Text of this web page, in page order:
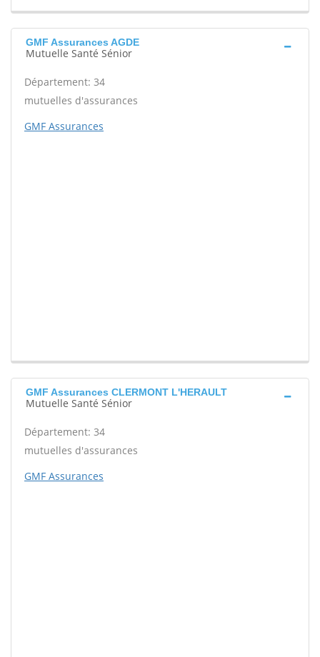
GMF Assurances AGDE
Mutuelle Santé Sénior
Département: 34
mutuelles d'assurances
GMF Assurances
GMF Assurances CLERMONT L'HERAULT
Mutuelle Santé Sénior
Département: 34
mutuelles d'assurances
GMF Assurances